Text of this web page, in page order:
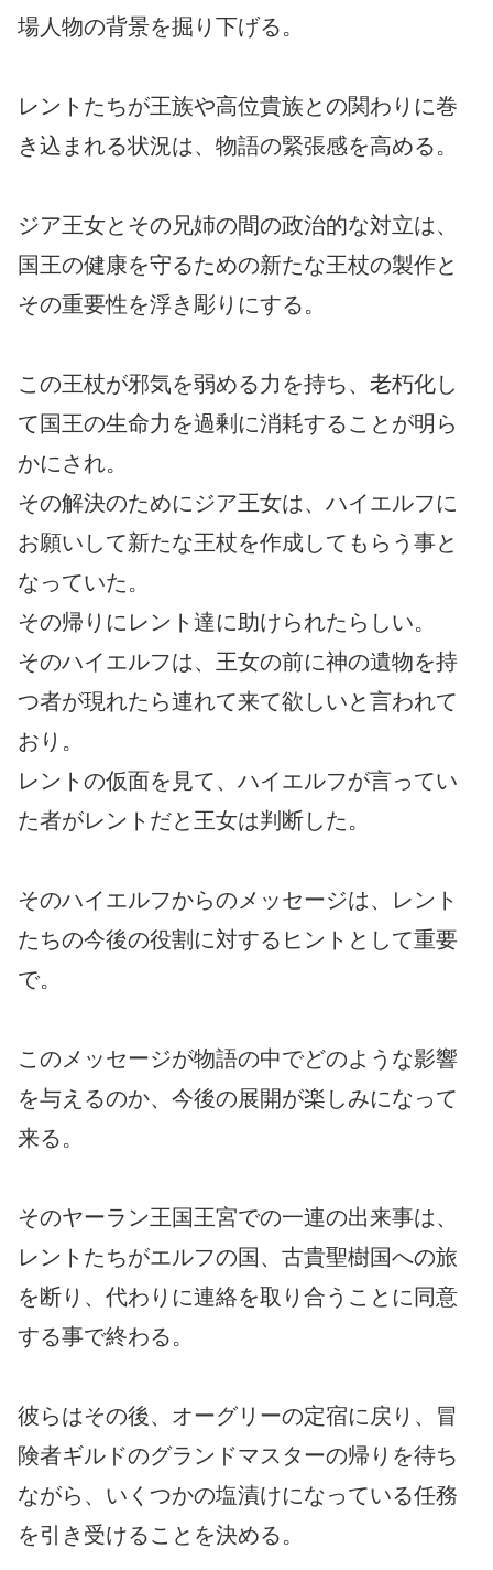
場人物の背景を掘り下げる。
レントたちが王族や高位貴族との関わりに巻
き込まれる状況は、物語の緊張感を高める。
ジア王女とその兄姉の間の政治的な対立は、
国王の健康を守るための新たな王杖の製作と
その重要性を浮き彫りにする。
この王杖が邪気を弱める力を持ち、老朽化し
て国王の生命力を過剰に消耗することが明ら
かにされ。
その解決のためにジア王女は、ハイエルフに
お願いして新たな王杖を作成してもらう事と
なっていた。
その帰りにレント達に助けられたらしい。
そのハイエルフは、王女の前に神の遺物を持
つ者が現れたら連れて来て欲しいと言われて
おり。
レントの仮面を見て、ハイエルフが言ってい
た者がレントだと王女は判断した。
そのハイエルフからのメッセージは、レント
たちの今後の役割に対するヒントとして重要
で。
このメッセージが物語の中でどのような影響
を与えるのか、今後の展開が楽しみになって
来る。
そのヤーラン王国王宮での一連の出来事は、
レントたちがエルフの国、古貴聖樹国への旅
を断り、代わりに連絡を取り合うことに同意
する事で終わる。
彼らはその後、オーグリーの定宿に戻り、冒
険者ギルドのグランドマスターの帰りを待ち
ながら、いくつかの塩漬けになっている任務
を引き受けることを決める。